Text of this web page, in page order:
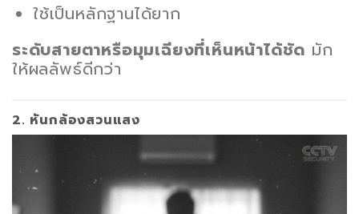
ใช้เป็นหลักฐานได้ยาก
ระดับสายตาหรือมุมเฉียงที่เห็นหน้าได้ชัด มัก
ให้ผลลัพธ์ดีกว่า
2. หันกล้องสวนแสง